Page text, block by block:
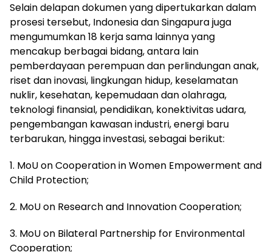
Selain delapan dokumen yang dipertukarkan dalam
prosesi tersebut, Indonesia dan Singapura juga
mengumumkan 18 kerja sama lainnya yang
mencakup berbagai bidang, antara lain
pemberdayaan perempuan dan perlindungan anak,
riset dan inovasi, lingkungan hidup, keselamatan
nuklir, kesehatan, kepemudaan dan olahraga,
teknologi finansial, pendidikan, konektivitas udara,
pengembangan kawasan industri, energi baru
terbarukan, hingga investasi, sebagai berikut:
1. MoU on Cooperation in Women Empowerment and
Child Protection;
2. MoU on Research and Innovation Cooperation;
3. MoU on Bilateral Partnership for Environmental
Cooperation;